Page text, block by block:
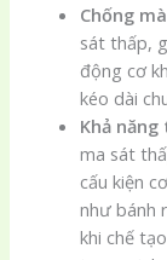
Chống
sát thấp,
động cơ
kéo dài
Khả
ma sát
cấu kiện
như bánh
khi chế